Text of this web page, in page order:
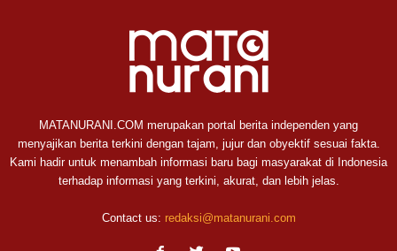
MATANURANI.COM merupakan portal berita independen yang
menyajikan berita terkini dengan tajam, jujur dan obyektif sesuai fakta.
Kami hadir untuk menambah informasi baru bagi masyarakat di Indonesia
terhadap informasi yang terkini, akurat, dan lebih jelas.
Contact us: redaksi@matanurani.com